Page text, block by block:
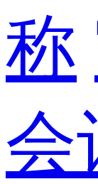
称
会